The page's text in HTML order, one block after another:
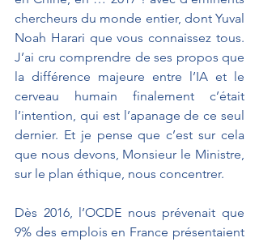
chercheurs du monde entier, dont Yuval
Noah Harari que vous connaissez tous.
J’ai cru comprendre de ses propos que
la différence majeure entre l’IA et le
cerveau humain finalement c’était
l’intention, qui est l’apanage de ce seul
dernier. Et je pense que c’est sur cela
que nous devons, Monsieur le Ministre,
sur le plan éthique, nous concentrer.
Dès 2016, l’OCDE nous prévenait que
9% des emplois en France présentaient